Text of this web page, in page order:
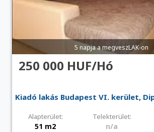
5 napja a megveszLAK-on
250 000 HUF/Hó
Kiadó lakás Budapest VI. kerület,
Alapterület: Telekterület:
51 m2 n/a